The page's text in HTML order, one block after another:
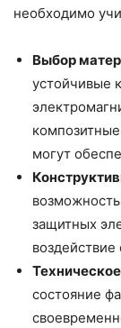
необходимо
Выбор
устойчивые
могут
защитных
состояние